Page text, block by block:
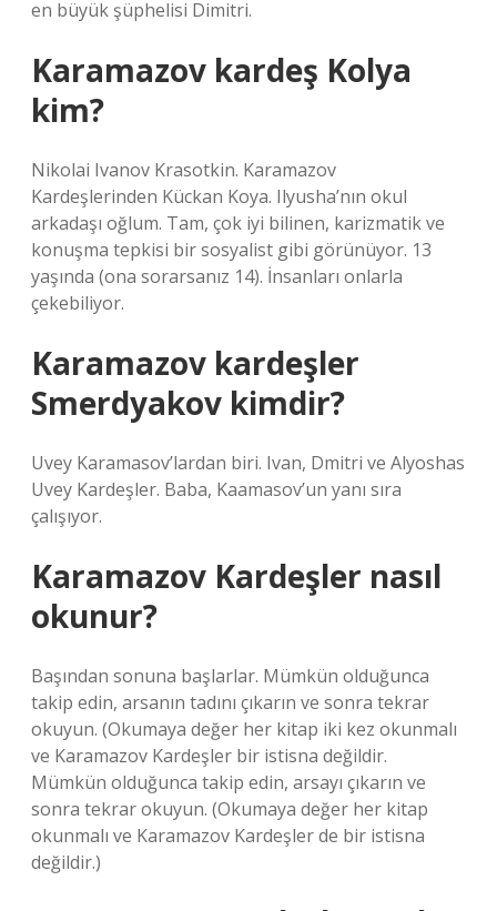
en büyük şüphelisi Dimitri.
Karamazov kardeş Kolya
kim?
Nikolai Ivanov Krasotkin. Karamazov
Kardeşlerinden Kückan Koya. Ilyusha’nın okul
arkadaşı oğlum. Tam, çok iyi bilinen, karizmatik ve
konuşma tepkisi bir sosyalist gibi görünüyor. 13
yaşında (ona sorarsanız 14). İnsanları onlarla
çekebiliyor.
Karamazov kardeşler
Smerdyakov kimdir?
Uvey Karamasov’lardan biri. Ivan, Dmitri ve Alyoshas
Uvey Kardeşler. Baba, Kaamasov’un yanı sıra
çalışıyor.
Karamazov Kardeşler nasıl
okunur?
Başından sonuna başlarlar. Mümkün olduğunca
takip edin, arsanın tadını çıkarın ve sonra tekrar
okuyun. (Okumaya değer her kitap iki kez okunmalı
ve Karamazov Kardeşler bir istisna değildir.
Mümkün olduğunca takip edin, arsayı çıkarın ve
sonra tekrar okuyun. (Okumaya değer her kitap
okunmalı ve Karamazov Kardeşler de bir istisna
değildir.)